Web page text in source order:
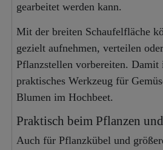
gearbeitet werden kann.
Mit der breiten Schaufelfläche
gezielt aufnehmen, verteilen
Pflanzstellen vorbereiten.
praktisches Werkzeug für
Blumen im Hochbeet.
Praktisch beim Pflanzen
Auch für Pflanzkübel und